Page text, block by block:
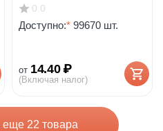
0.0
Доступно:* 99670 шт.
от 14.40 ₽
(Включая налог)
еще 22 товара